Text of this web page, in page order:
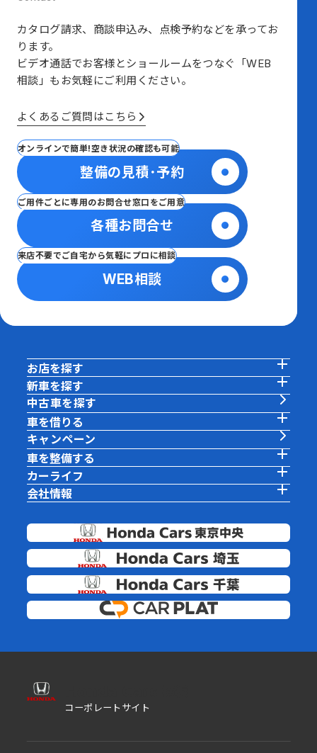
カタログ請求、商談申込み、点検予約などを承ってお
ります。
ビデオ通話でお客様とショールームをつなぐ
「WEB
相談」も お気軽にご利用ください。
よくあるご質問はこちら
オンラインで簡単!空き状況の確認も可能
整備の見積･予約
ご用件ごとに専用のお問合せ窓口をご用意
各種お問合せ
来店不要でご自宅から気軽にプロに相談
WEB相談
お店を探す
新車を探す
中古車を探す
車を借りる
キャンペーン
車を整備する
カーライフ
会社情報
コーポレートサイト